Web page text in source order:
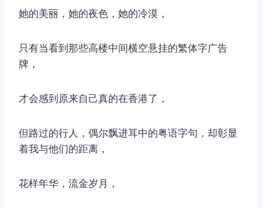
她的美丽，她的夜色，她的冷漠，
只有当看到那些高楼中间横空悬挂的繁体字广告
牌，
才会感到原来自己真的在香港了，
但路过的行人，偶尔飘进耳中的粤语字句，却彰显
着我与他们的距离，
花样年华，流金岁月，